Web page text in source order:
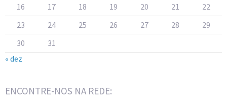
16
17 18 19 20 21
22
23
24 25 26 27 28
29
30
31
« dez
ENCONTRE-NOS NA REDE: